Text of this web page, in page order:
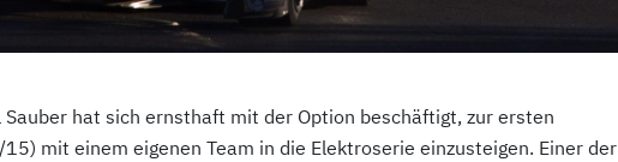
hat sich ernsthaft mit der Option beschäftigt, zur ersten
mit einem eigenen Team in die Elektroserie einzusteigen. Einer der